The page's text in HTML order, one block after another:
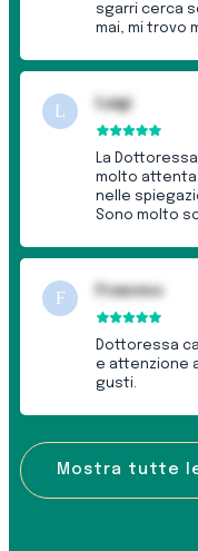
sgarri cerca
mai, mi trovo
L Luigi
La
molto attenta
nelle
Sono molto
F Francesca
Dottoressa
e attenzione
gusti.
Mostra tutte